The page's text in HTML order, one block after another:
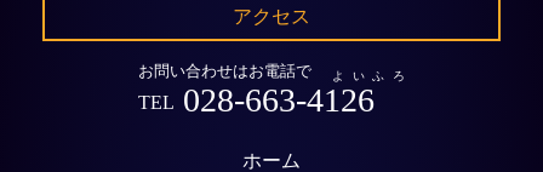
アクセス
お問い合わせはお電話で よいふろ
TEL 028-663-4126
ホーム